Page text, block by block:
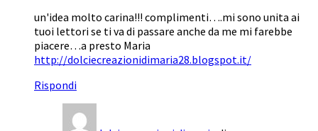
un'idea molto carina!!! complimenti….mi sono unita ai
tuoi lettori se ti va di passare anche da me mi farebbe
piacere…a presto Maria
http://dolciecreazionidimaria28.blogspot.it/
Rispondi